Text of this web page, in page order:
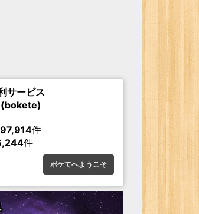
サービス
(bokete)
件
件
ボケてへようこそ